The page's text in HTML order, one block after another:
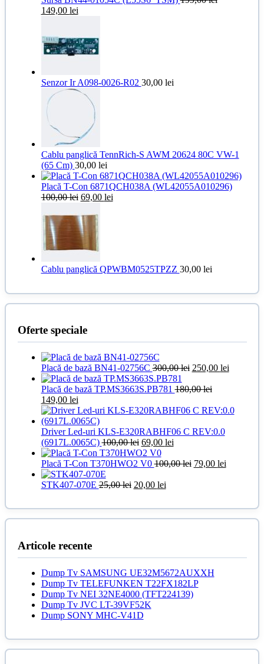
Prețul
fost:
199,00 lei.
149,00 leiPrețul
149,00 lei.
Senzor Ir A098-0026-R02 30,00 lei
Cablu panglică TennRich-S AWM 20624 80C VW-1
(65 Cm) 30,00 lei
Placă T-Con 6871QCH038A (WL42055A010296)
100,00lei Prețul
a
fost:
100,00 lei.
69,00 leiPrețul
Cablu panglică QPWBM0525TPZZ 30,00 lei
Oferte speciale
Placă de bază BN41-02756C300,00lei Prețul
a
300,00 lei.
250,00 leiPrețul
Placă de bază TP.MS3663S.PB781180,00lei
Prețul
inițial
a
fost:
180,00 lei.
149,00 leiPrețul
curent
este:
149,00 lei.
Driver Led-uri KLS-E320RABHF06 C REV:0.0
(6917L.0065C)100,00lei Prețul
inițial
a
100,00 lei.
69,00 leiPrețul
este:
Placă T-Con T370HWO2 V0100,00lei Prețul
79,00 leiPrețul
STK407-070E25,00lei Prețul
fost:
20,00 leiPrețul
20,00 lei.
Articole recente
Dump Tv SAMSUNG UE32M5672AUXXH
Dump Tv TELEFUNKEN T22FX182LP
Dump Tv NEI 32NE4000 (TFT224139)
Dump Tv JVC LT-39VF52K
Dump SONY MHC-V41D